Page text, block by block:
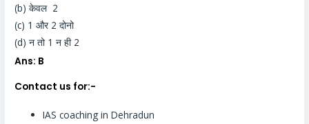
(b)केवल 2
(c) 1और 2दोनो
(d)न तो 1न ही 2
Ans: B
Contact us for:-
IAS coaching in Dehradun